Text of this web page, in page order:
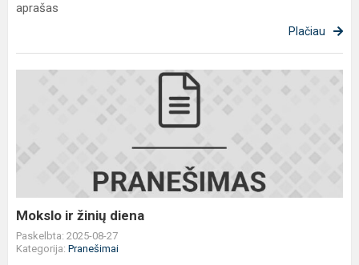
aprašas
Plačiau
Mokslo ir žinių diena
Paskelbta: 2025-08-27
Kategorija: Pranešimai